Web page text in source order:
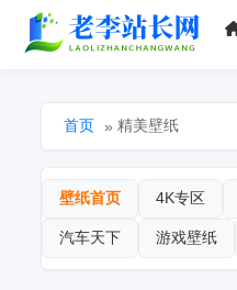
首页 » 精美壁纸
壁纸首页 4K专区
汽车天下 游戏壁纸